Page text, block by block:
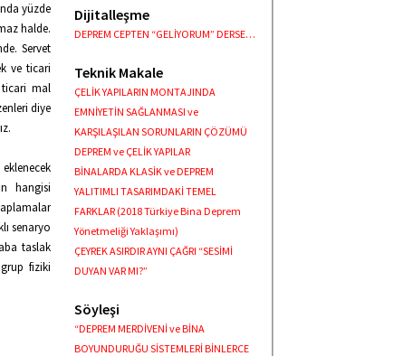
yüzde
halde.
Servet
ve ticari
ticari mal
diye
hangisi
senaryo
taslak
fiziki
Dijitalleşme
DEPREM CEPTEN “GELİYORUM” DERSE…
Teknik Makale
ÇELİK YAPILARIN MONTAJINDA
EMNİYETİN SAĞLANMASI ve
KARŞILAŞILAN SORUNLARIN ÇÖZÜMÜ
DEPREM ve ÇELİK YAPILAR
BİNALARDA KLASİK ve DEPREM
YALITIMLI TASARIMDAKİ TEMEL
FARKLAR (2018 Türkiye Bina Deprem
Yönetmeliği Yaklaşımı)
ÇEYREK ASIRDIR AYNI ÇAĞRI “SESİMİ
DUYAN VAR MI?”
Söyleşi
“DEPREM MERDİVENİ ve BİNA
BOYUNDURUĞU SİSTEMLERİ BİNLERCE